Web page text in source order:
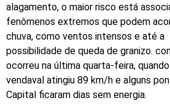
alagamento, o maior risco está
fenômenos extremos que podem
chuva, como ventos intensos e até a
possibilidade de queda de granizo.
ocorreu na última quarta-feira,
vendaval atingiu 89 km/h e alguns
Capital ficaram dias sem energia.